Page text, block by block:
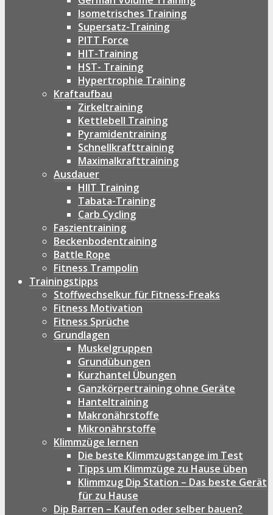
Isometrisches Training
Supersatz-Training
PITT Force
HIT-Training
HST- Training
Hypertrophie Training
Kraftaufbau
Zirkeltraining
Kettlebell Training
Pyramidentraining
Schnellkrafttraining
Maximalkrafttraining
Ausdauer
HIIT Training
Tabata-Training
Carb Cycling
Faszientraining
Beckenbodentraining
Battle Rope
Fitness Trampolin
Trainingstipps
Stoffwechselkur für Fitness-Freaks
Fitness Motivation
Fitness Sprüche
Grundlagen
Muskelgruppen
Grundübungen
Kurzhantel Übungen
Ganzkörpertraining ohne Geräte
Hanteltraining
Makronährstoffe
Mikronährstoffe
Klimmzüge lernen
Die beste Klimmzugstange im Test
Tipps um Klimmzüge zu Hause üben
Klimmzug Dip Station – Das beste Gerät
für zu Hause
Dip Barren – Kaufen oder selber bauen?